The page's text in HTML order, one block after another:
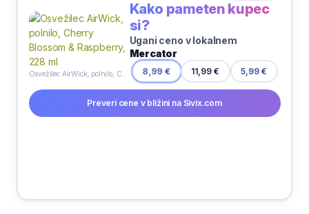
Kako pameten kupec
si?
Ugani ceno v lokalnem
Mercator
8,99 € 11,99 € 5,99 €
Preveri cene v bližini na Sivix.com